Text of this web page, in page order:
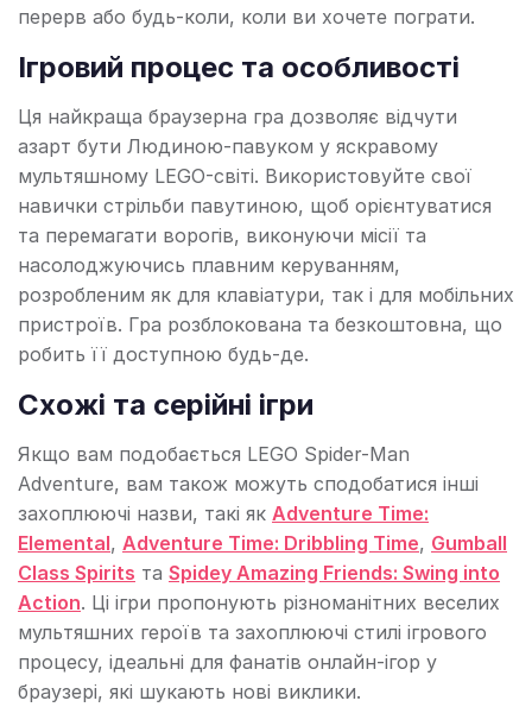
перерв або будь-коли, коли ви хочете пограти.
Ігровий процес та особливості
Ця найкраща браузерна гра дозволяє відчути
азарт бути Людиною-павуком у яскравому
мультяшному LEGO-світі. Використовуйте свої
навички стрільби павутиною, щоб орієнтуватися
та перемагати ворогів, виконуючи місії та
насолоджуючись плавним керуванням,
розробленим як для клавіатури, так і для мобільних
пристроїв. Гра розблокована та безкоштовна, що
робить її доступною будь-де.
Схожі та серійні ігри
Якщо вам подобається LEGO Spider-Man
Adventure, вам також можуть сподобатися інші
захоплюючі назви, такі як Adventure Time:
Elemental, Adventure Time: Dribbling Time, Gumball
Class Spirits та Spidey Amazing Friends: Swing into
Action. Ці ігри пропонують різноманітних веселих
мультяшних героїв та захоплюючі стилі ігрового
процесу, ідеальні для фанатів онлайн-ігор у
браузері, які шукають нові виклики.